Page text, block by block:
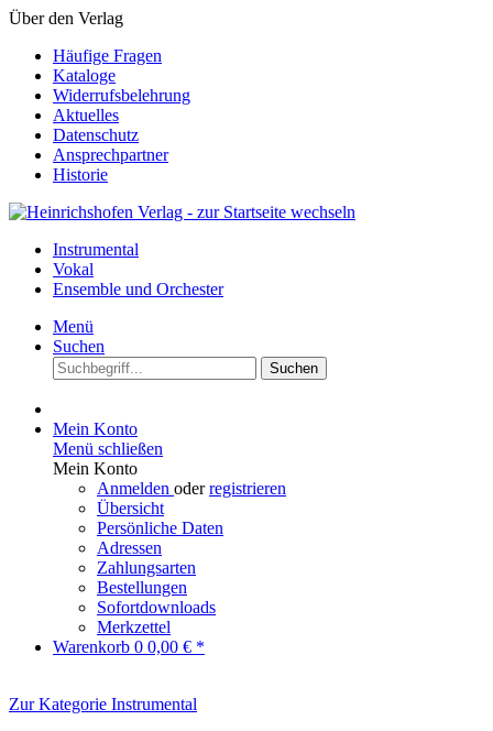
Über den Verlag
Häufige Fragen
Kataloge
Widerrufsbelehrung
Aktuelles
Datenschutz
Ansprechpartner
Historie
Instrumental
Vokal
Ensemble und Orchester
Menü
Suchen
Suchen
Mein Konto
Menü schließen
Mein Konto
Anmelden oderregistrieren
Übersicht
Persönliche Daten
Adressen
Zahlungsarten
Bestellungen
Sofortdownloads
Merkzettel
Warenkorb 0 0,00 € *
Zur Kategorie Instrumental